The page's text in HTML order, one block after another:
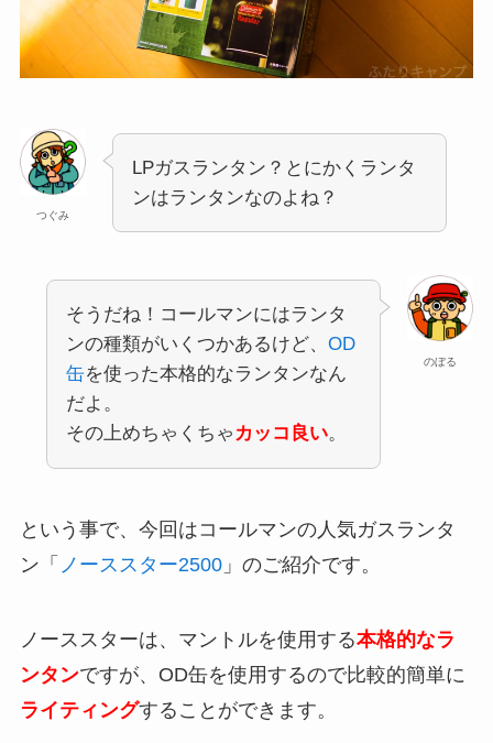
つぐみ
LPガスランタン？とにかくランタ
ンはランタンなのよね？
のぼる
そうだね！コールマンにはランタ
ンの種類がいくつかあるけど、 OD
缶を使った本格的なランタンなん
だよ。
その上めちゃくちゃカッコ良い。
という事で、今回はコールマンの人気ガスランタ
ン「 ノーススター2500」のご紹介です。
ノーススターは、マントルを使用する本格的なラ
ンタンですが、OD缶を使用するので比較的簡単に
ライティングすることができます。